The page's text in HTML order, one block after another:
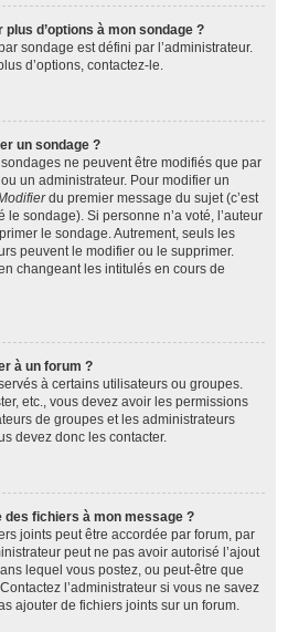
d’options à mon sondage ?
sondage est défini par l’administrateur.
d’options, contactez-le.
un sondage ?
ne peuvent être modifiés que par
un administrateur. Pour modifier un
du premier message du sujet (c’est
sondage). Si personne n’a voté, l’auteur
le sondage. Autrement, seuls les
peuvent le modifier ou le supprimer.
changeant les intitulés en cours de
à un forum ?
à certains utilisateurs ou groupes.
etc., vous devez avoir les permissions
de groupes et les administrateurs
devez donc les contacter.
des fichiers à mon message ?
joints peut être accordée par forum, par
peut ne pas avoir autorisé l’ajout
lequel vous postez, ou peut-être que
l’administrateur si vous ne savez
ajouter de fichiers joints sur un forum.